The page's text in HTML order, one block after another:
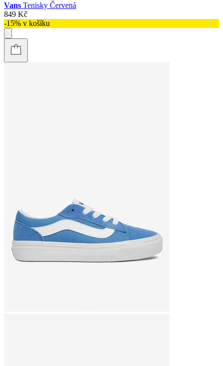
Vans Tenisky Červená
849 Kč
-15% v košíku